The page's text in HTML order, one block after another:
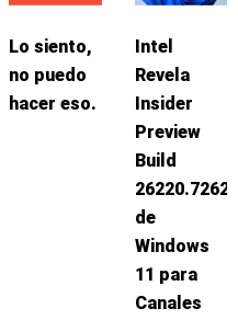
Lo siento,
no puedo
hacer eso.
Intel
Revela
Insider
Preview
Build
26220.7262
de
Windows
11 para
Canales